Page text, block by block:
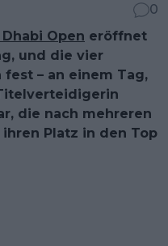
0
Open eröffnet
und die vier
– an einem Tag,
die nach mehreren
Platz in den Top